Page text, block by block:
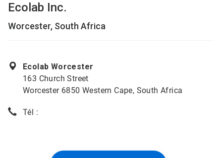
Ecolab Inc.
Worcester, South Africa
Ecolab Worcester
163 Church Street
Worcester 6850 Western Cape, South Africa
Tél :